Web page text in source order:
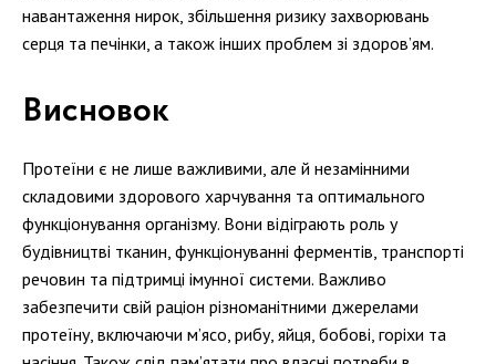
навантаження нирок, збільшення ризику захворювань
серця та печінки, а також інших проблем зі здоров’ям.
Висновок
Протеїни є не лише важливими, але й незамінними
складовими здорового харчування та оптимального
функціонування організму. Вони відіграють роль у
будівництві тканин, функціонуванні ферментів, транспорті
речовин та підтримці імунної системи. Важливо
забезпечити свій раціон різноманітними джерелами
протеїну, включаючи м’ясо, рибу, яйця, бобові, горіхи та